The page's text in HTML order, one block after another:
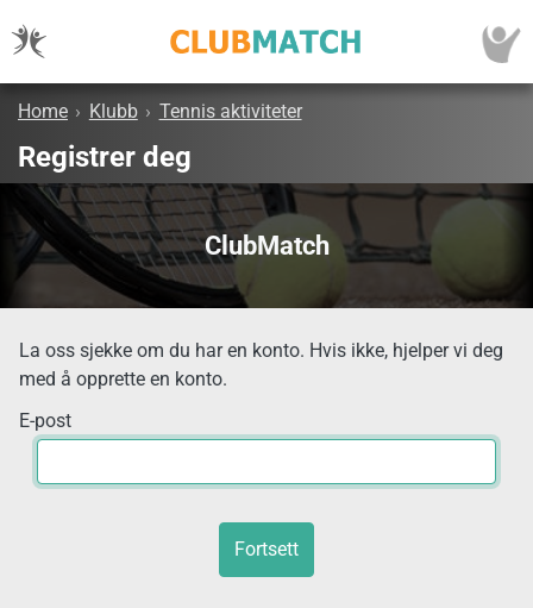
Home › Klubb › Tennis aktiviteter
Registrer deg
ClubMatch
La oss sjekke om du har en konto. Hvis ikke, hjelper vi deg
med å opprette en konto.
E-post
Fortsett